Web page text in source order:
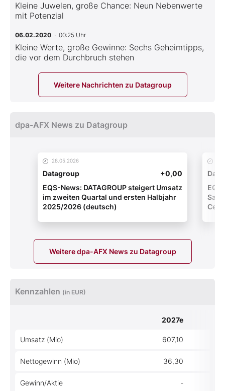
Kleine Juwelen, große Chance: Neun Nebenwerte
mit Potenzial
06.02.2020 · 00:25 Uhr
Kleine Werte, große Gewinne: Sechs Geheimtipps,
die vor dem Durchbruch stehen
Weitere Nachrichten zu Datagroup
dpa-AFX News zu Datagroup
28.05.2026
Datagroup
+0,00
EQS-News: DATAGROUP steigert Umsatz
im zweiten Quartal und ersten Halbjahr
2025/2026 (deutsch)
Weitere dpa-AFX News zu Datagroup
Kennzahlen (in EUR)
2027e
Umsatz (Mio) 607,10
Nettogewinn (Mio) 36,30
Gewinn/Aktie -